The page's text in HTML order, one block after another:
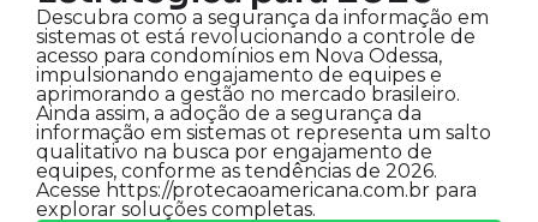
Descubra como a segurança da informação em
sistemas ot está revolucionando a controle de
acesso para condomínios em Nova Odessa,
impulsionando engajamento de equipes e
aprimorando a gestão no mercado brasileiro.
Ainda assim, a adoção de a segurança da
informação em sistemas ot representa um salto
qualitativo na busca por engajamento de
equipes, conforme as tendências de 2026.
Acesse https://protecaoamericana.com.br para
explorar soluções completas.